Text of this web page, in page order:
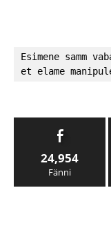
Esimene samm
et elame
24,954
Fänni